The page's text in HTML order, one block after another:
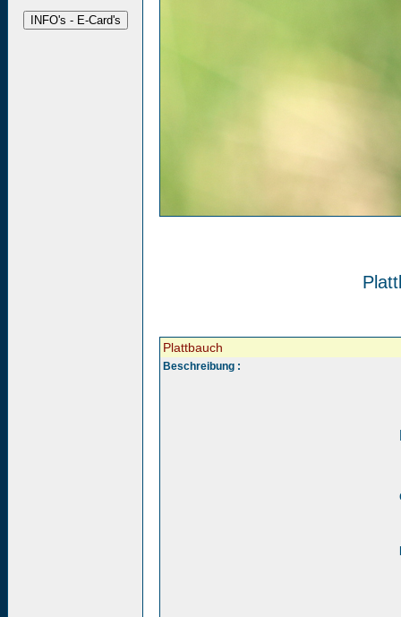
Plattbauch
Beschreibung :